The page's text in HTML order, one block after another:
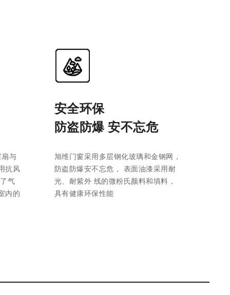
扇与
抗风
气
内的
安全环保
防盗防爆 安不忘危
旭维门窗采用多层钢化玻璃和金钢网，
防盗防爆安不忘危， 表面油漆采用耐
光、耐紫外 线的微粉氏颜料和填料，
具有健康环保性能